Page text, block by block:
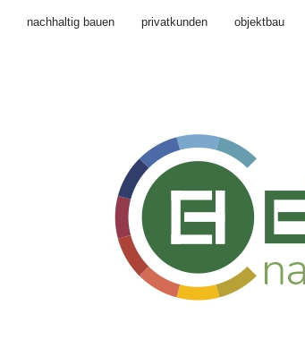
nachhaltig bauen privatkunden objektbau